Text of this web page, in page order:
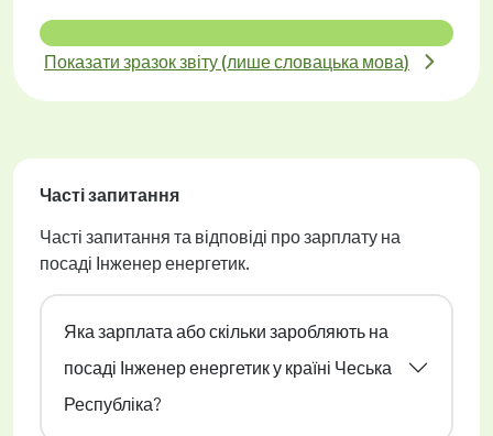
Показати зразок звіту (лише словацька мова)
Часті запитання
Часті запитання та відповіді про зарплату на
посаді Інженер енергетик.
Яка зарплата або скільки заробляють на
посаді Інженер енергетик у країні Чеська
Республіка?